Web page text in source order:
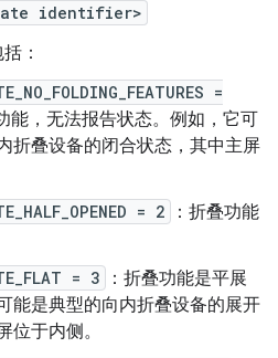
identifier>
：
=
能，无法报告状态。例如，它可
折叠设备的闭合状态，其中主屏
= 2
：折叠功能
= 3
：折叠功能是平展
能是典型的向内折叠设备的展开
位于内侧。